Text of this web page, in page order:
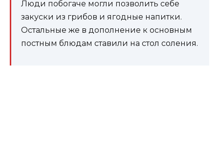
Люди побогаче могли позволить себе
закуски из грибов и ягодные напитки.
Остальные же в дополнение к основным
постным блюдам ставили на стол соления.